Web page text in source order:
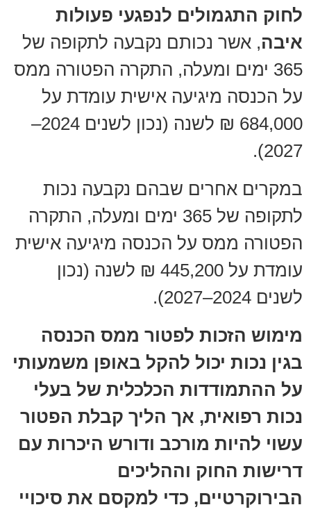
לחוק התגמולים לנפגעי פעולות
איבה, אשר נכותם נקבעה לתקופה של
365 ימים ומעלה, התקרה הפטורה ממס
על הכנסה מיגיעה אישית עומדת על
684,000 ₪ לשנה (נכון לשנים 2024–
2027).
במקרים אחרים שבהם נקבעה נכות
לתקופה של 365 ימים ומעלה, התקרה
הפטורה ממס על הכנסה מיגיעה אישית
עומדת על 445,200 ₪ לשנה (נכון
לשנים 2024–2027).
מימוש הזכות לפטור ממס הכנסה
בגין נכות יכול להקל באופן משמעותי
על ההתמודדות הכלכלית של בעלי
נכות רפואית, אך הליך קבלת הפטור
עשוי להיות מורכב ודורש היכרות עם
דרישות החוק וההליכים
הבירוקרטיים, כדי למקסם את סיכויי